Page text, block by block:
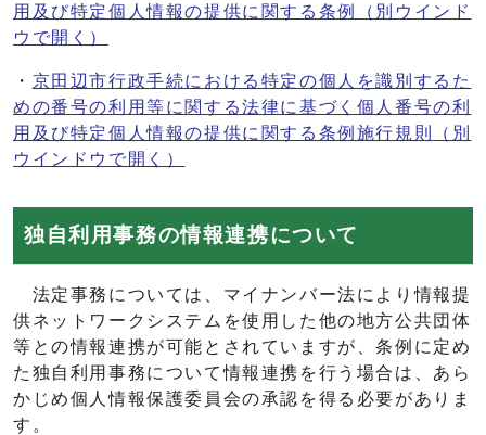
用及び特定個人情報の提供に関する条例
（別ウインド
ウで開く）
・ 京田辺市行政手続における特定の個人を識別するた
めの番号の利用等に関する法律に基づく個人番号の利
用及び特定個人情報の提供に関する条例施行規則
（別
ウインドウで開く）
独自利用事務の情報連携について
法定事務については、マイナンバー法により情報提
供ネットワークシステムを使用した他の地方公共団体
等との情報連携が可能とされていますが、条例に定め
た独自利用事務について情報連携を行う場合は、あら
かじめ個人情報保護委員会の承認を得る必要がありま
す。